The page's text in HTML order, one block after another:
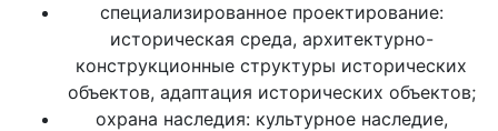
специализированное проектирование:
историческая среда, архитектурно-
конструкционные структуры исторических
объектов, адаптация исторических объектов;
охрана наследия: культурное наследие,